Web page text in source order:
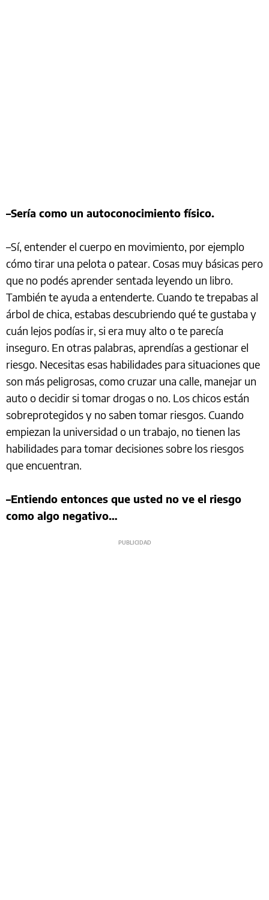
–Sería como un autoconocimiento físico.
–Sí, entender el cuerpo en movimiento, por ejemplo
cómo tirar una pelota o patear. Cosas muy básicas pero
que no podés aprender sentada leyendo un libro.
También te ayuda a entenderte. Cuando te trepabas al
árbol de chica, estabas descubriendo qué te gustaba y
cuán lejos podías ir, si era muy alto o te parecía
inseguro. En otras palabras, aprendías a gestionar el
riesgo. Necesitas esas habilidades para situaciones que
son más peligrosas, como cruzar una calle, manejar un
auto o decidir si tomar drogas o no. Los chicos están
sobreprotegidos y no saben tomar riesgos. Cuando
empiezan la universidad o un trabajo, no tienen las
habilidades para tomar decisiones sobre los riesgos
que encuentran.
–Entiendo entonces que usted no ve el riesgo
como algo negativo…